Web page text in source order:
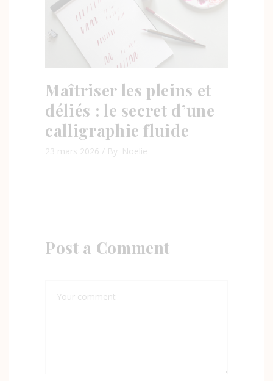
Maîtriser les pleins et
déliés : le secret d’une
calligraphie fluide
23 mars 2026 By Noelie
Post a Comment